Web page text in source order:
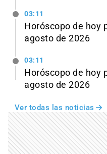
03:11
Horóscopo de hoy
agosto de 2026
03:11
Horóscopo de hoy
agosto de 2026
Ver todas las noticias